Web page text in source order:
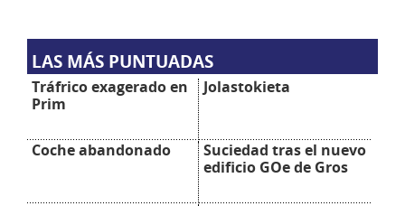
LAS MÁS PUNTUADAS
Tráfrico exagerado en
Prim
Jolastokieta
Coche abandonado
Suciedad tras el nuevo
edificio GOe de Gros